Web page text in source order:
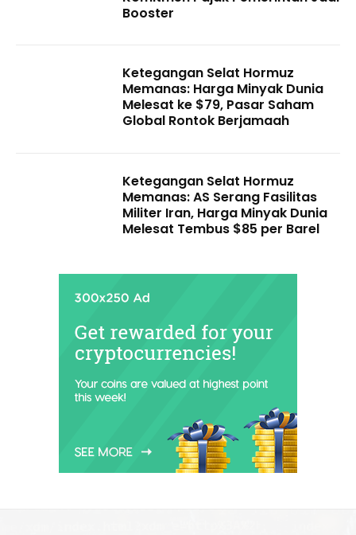
Booster
Ketegangan Selat Hormuz
Memanas: Harga Minyak Dunia
Melesat ke $79, Pasar Saham
Global Rontok Berjamaah
Ketegangan Selat Hormuz
Memanas: AS Serang Fasilitas
Militer Iran, Harga Minyak Dunia
Melesat Tembus $85 per Barel